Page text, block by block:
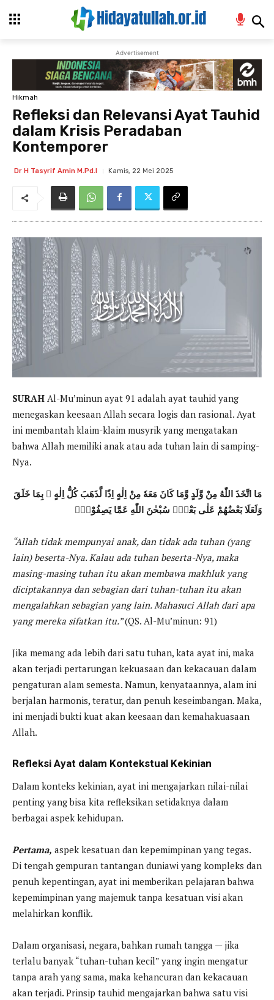
Advertisement
Hikmah
Refleksi dan Relevansi Ayat Tauhid
dalam Krisis Peradaban
Kontemporer
Dr H Tasyrif Amin M.Pd.I Kamis, 22 Mei 2025
SURAH Al-Mu’minun ayat 91 adalah ayat tauhid yang
menegaskan keesaan Allah secara logis dan rasional. Ayat
ini membantah klaim-klaim musyrik yang mengatakan
bahwa Allah memiliki anak atau ada tuhan lain di samping-
Nya.
مَا اتَّخَذَ اللّٰهُ مِنْ وَّلَدٍ وَّمَا كَانَ مَعَهٗ مِنْ اِلٰهٍ اِذًا لَّذَهَبَ كُلُّ اِلٰهٍ ۢ بِمَا خَلَقَ
وَلَعَلَا بَعْضُهُمْ عَلٰى بَعْضٍۗ سُبْحٰنَ اللّٰهِ عَمَّا يَصِفُوْنَۙ
“Allah tidak mempunyai anak, dan tidak ada tuhan (yang
lain) beserta-Nya. Kalau ada tuhan beserta-Nya, maka
masing-masing tuhan itu akan membawa makhluk yang
diciptakannya dan sebagian dari tuhan-tuhan itu akan
mengalahkan sebagian yang lain. Mahasuci Allah dari apa
yang mereka sifatkan itu.”(QS. Al-Mu’minun: 91)
Jika memang ada lebih dari satu tuhan, kata ayat ini, maka
akan terjadi pertarungan kekuasaan dan kekacauan dalam
pengaturan alam semesta. Namun, kenyataannya, alam ini
berjalan harmonis, teratur, dan penuh keseimbangan. Maka,
ini menjadi bukti kuat akan keesaan dan kemahakuasaan
Allah.
Refleksi Ayat dalam Kontekstual Kekinian
Dalam konteks kekinian, ayat ini mengajarkan nilai-nilai
penting yang bisa kita refleksikan setidaknya dalam
berbagai aspek kehidupan.
Pertama, aspek kesatuan dan kepemimpinan yang tegas.
Di tengah gempuran tantangan duniawi yang kompleks dan
penuh kepentingan, ayat ini memberikan pelajaran bahwa
kepemimpinan yang majemuk tanpa kesatuan visi akan
melahirkan konflik.
Dalam organisasi, negara, bahkan rumah tangga — jika
terlalu banyak “tuhan-tuhan kecil” yang ingin mengatur
tanpa arah yang sama, maka kehancuran dan kekacauan
akan terjadi. Prinsip tauhid mengajarkan bahwa satu visi